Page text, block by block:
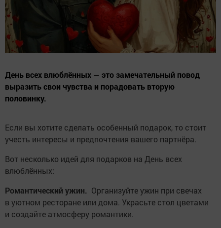
День всех влюблённых — это замечательный повод
выразить свои чувства и порадовать вторую
половинку.
Если вы хотите сделать особенный подарок, то стоит
учесть интересы и предпочтения вашего партнёра.
Вот несколько идей для подарков на День всех
влюблённых:
Романтический ужин. Организуйте ужин при свечах
в уютном ресторане или дома. Украсьте стол цветами
и создайте атмосферу романтики.